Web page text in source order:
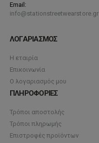
Email:
info@stationstreetwearstore.gr
ΛΟΓΑΡΙΑΣΜΟΣ
Η εταιρία
Επικοινωνία
Ο λογαριασμός μου
ΠΛΗΡΟΦΟΡΙΕΣ
Τρόποι αποστολής
Τρόποι πληρωμής
Επιστροφές προϊόντων